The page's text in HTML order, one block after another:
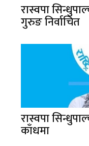
रास्वपा
गुरुङ निर्वाचित
रास्वपा
काँधमा